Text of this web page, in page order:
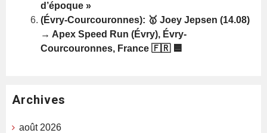
d’époque »
(Évry-Courcouronnes): 🥇 Joey Jepsen (14.08)
→ Apex Speed Run (Évry), Évry-
Courcouronnes, France 🇫🇷 🟦
Archives
août 2026